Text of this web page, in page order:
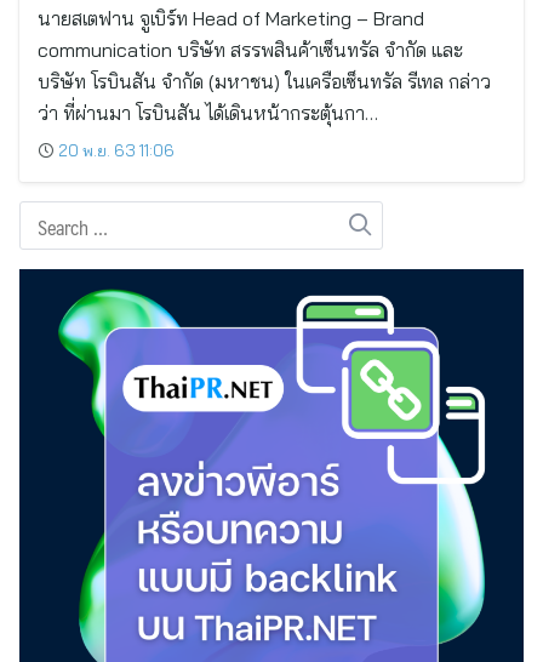
นายสเตฟาน จูเบิร์ท Head of Marketing – Brand
communication บริษัท สรรพสินค้าเซ็นทรัล จำกัด และ
บริษัท โรบินสัน จำกัด (มหาชน) ในเครือเซ็นทรัล รีเทล กล่าว
ว่า ที่ผ่านมา โรบินสัน ได้เดินหน้ากระตุ้นกา…
20 พ.ย. 63 11:06